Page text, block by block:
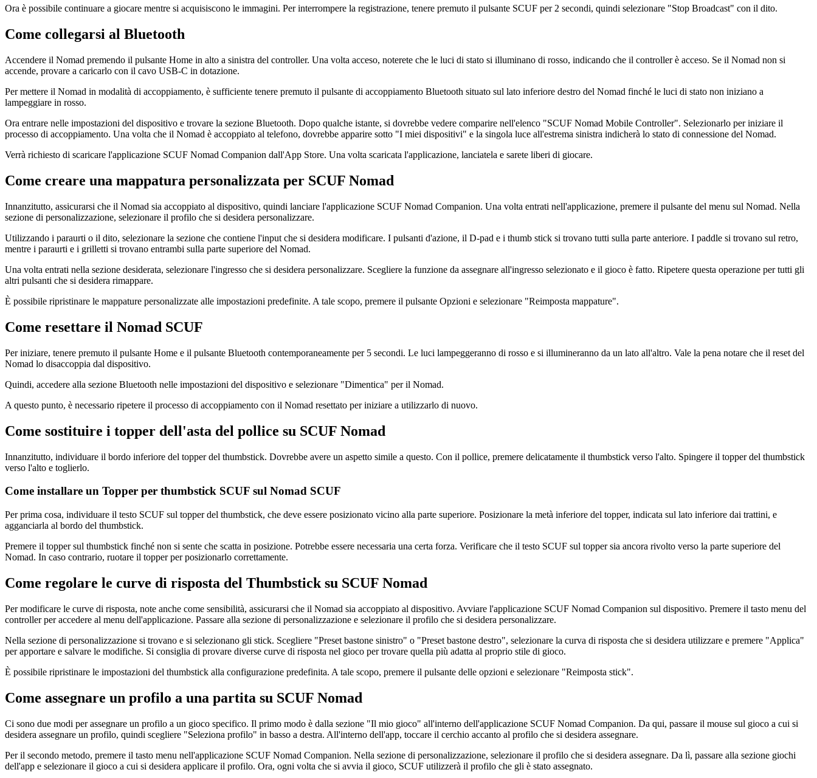
Ora è possibile continuare a giocare mentre si acquisiscono le immagini. Per interrompere la registrazione, tenere premuto il pulsante SCUF per 2 secondi, quindi selezionare "Stop Broadcast" con il dito.
Come collegarsi al Bluetooth
Accendere il Nomad premendo il pulsante Home in alto a sinistra del controller. Una volta acceso, noterete che le luci di stato si illuminano di rosso, indicando che il controller è acceso. Se il Nomad non si
accende, provare a caricarlo con il cavo USB-C in dotazione.
Per mettere il Nomad in modalità di accoppiamento, è sufficiente tenere premuto il pulsante di accoppiamento Bluetooth situato sul lato inferiore destro del Nomad finché le luci di stato non iniziano a
lampeggiare in rosso.
Ora entrare nelle impostazioni del dispositivo e trovare la sezione Bluetooth. Dopo qualche istante, si dovrebbe vedere comparire nell'elenco "SCUF Nomad Mobile Controller". Selezionarlo per iniziare il
processo di accoppiamento. Una volta che il Nomad è accoppiato al telefono, dovrebbe apparire sotto "I miei dispositivi" e la singola luce all'estrema sinistra indicherà lo stato di connessione del Nomad.
Verrà richiesto di scaricare l'applicazione SCUF Nomad Companion dall'App Store. Una volta scaricata l'applicazione, lanciatela e sarete liberi di giocare.
Come creare una mappatura personalizzata per SCUF Nomad
Innanzitutto, assicurarsi che il Nomad sia accoppiato al dispositivo, quindi lanciare l'applicazione SCUF Nomad Companion. Una volta entrati nell'applicazione, premere il pulsante del menu sul Nomad. Nella
sezione di personalizzazione, selezionare il profilo che si desidera personalizzare.
Utilizzando i paraurti o il dito, selezionare la sezione che contiene l'input che si desidera modificare. I pulsanti d'azione, il D-pad e i thumb stick si trovano tutti sulla parte anteriore. I paddle si trovano sul retro,
mentre i paraurti e i grilletti si trovano entrambi sulla parte superiore del Nomad.
Una volta entrati nella sezione desiderata, selezionare l'ingresso che si desidera personalizzare. Scegliere la funzione da assegnare all'ingresso selezionato e il gioco è fatto. Ripetere questa operazione per tutti gli
altri pulsanti che si desidera rimappare.
È possibile ripristinare le mappature personalizzate alle impostazioni predefinite. A tale scopo, premere il pulsante Opzioni e selezionare "Reimposta mappature".
Come resettare il Nomad SCUF
Per iniziare, tenere premuto il pulsante Home e il pulsante Bluetooth contemporaneamente per 5 secondi. Le luci lampeggeranno di rosso e si illumineranno da un lato all'altro. Vale la pena notare che il reset del
Nomad lo disaccoppia dal dispositivo.
Quindi, accedere alla sezione Bluetooth nelle impostazioni del dispositivo e selezionare "Dimentica" per il Nomad.
A questo punto, è necessario ripetere il processo di accoppiamento con il Nomad resettato per iniziare a utilizzarlo di nuovo.
Come sostituire i topper dell'asta del pollice su SCUF Nomad
Innanzitutto, individuare il bordo inferiore del topper del thumbstick. Dovrebbe avere un aspetto simile a questo. Con il pollice, premere delicatamente il thumbstick verso l'alto. Spingere il topper del thumbstick
verso l'alto e toglierlo.
Come installare un Topper per thumbstick SCUF sul Nomad SCUF
Per prima cosa, individuare il testo SCUF sul topper del thumbstick, che deve essere posizionato vicino alla parte superiore. Posizionare la metà inferiore del topper, indicata sul lato inferiore dai trattini, e
agganciarla al bordo del thumbstick.
Premere il topper sul thumbstick finché non si sente che scatta in posizione. Potrebbe essere necessaria una certa forza. Verificare che il testo SCUF sul topper sia ancora rivolto verso la parte superiore del
Nomad. In caso contrario, ruotare il topper per posizionarlo correttamente.
Come regolare le curve di risposta del Thumbstick su SCUF Nomad
Per modificare le curve di risposta, note anche come sensibilità, assicurarsi che il Nomad sia accoppiato al dispositivo. Avviare l'applicazione SCUF Nomad Companion sul dispositivo. Premere il tasto menu del
controller per accedere al menu dell'applicazione. Passare alla sezione di personalizzazione e selezionare il profilo che si desidera personalizzare.
Nella sezione di personalizzazione si trovano e si selezionano gli stick. Scegliere "Preset bastone sinistro" o "Preset bastone destro", selezionare la curva di risposta che si desidera utilizzare e premere "Applica"
per apportare e salvare le modifiche. Si consiglia di provare diverse curve di risposta nel gioco per trovare quella più adatta al proprio stile di gioco.
È possibile ripristinare le impostazioni del thumbstick alla configurazione predefinita. A tale scopo, premere il pulsante delle opzioni e selezionare "Reimposta stick".
Come assegnare un profilo a una partita su SCUF Nomad
Ci sono due modi per assegnare un profilo a un gioco specifico. Il primo modo è dalla sezione "Il mio gioco" all'interno dell'applicazione SCUF Nomad Companion. Da qui, passare il mouse sul gioco a cui si
desidera assegnare un profilo, quindi scegliere "Seleziona profilo" in basso a destra. All'interno dell'app, toccare il cerchio accanto al profilo che si desidera assegnare.
Per il secondo metodo, premere il tasto menu nell'applicazione SCUF Nomad Companion. Nella sezione di personalizzazione, selezionare il profilo che si desidera assegnare. Da lì, passare alla sezione giochi
dell'app e selezionare il gioco a cui si desidera applicare il profilo. Ora, ogni volta che si avvia il gioco, SCUF utilizzerà il profilo che gli è stato assegnato.